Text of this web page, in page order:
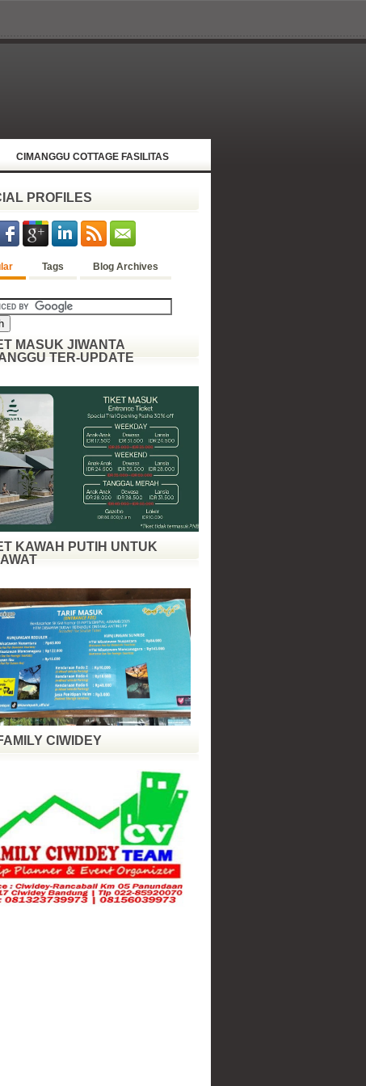
CIMANGGU COTTAGE FASILITAS
PROFILES
Tags Blog Archives
MASUK JIWANTA
TER-UPDATE
KAWAH PUTIH UNTUK
CIWIDEY